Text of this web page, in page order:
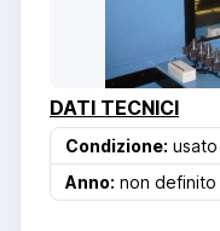
DATI TECNICI
Condizione: usato
Anno: non definito